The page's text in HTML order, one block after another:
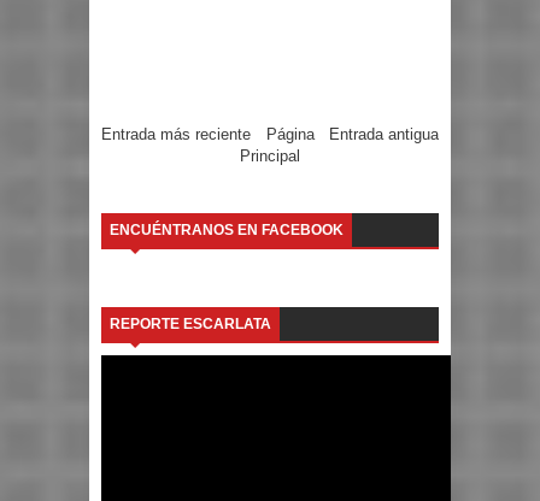
Entrada más reciente Entrada antigua
Página
Principal
ENCUÉNTRANOS EN FACEBOOK
REPORTE ESCARLATA